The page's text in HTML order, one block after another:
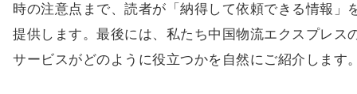
時の注意点まで、読者が「納得して依頼できる情報」
提供します。最後には、私たち中国物流エクスプレス
サービスがどのように役立つかを自然にご紹介します